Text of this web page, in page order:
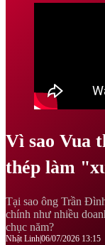
Vì sao Vua
thép làm
Tại sao ông Trần
chính như nhiều
chục năm?
Nhật Linh06/07/2026 13:15